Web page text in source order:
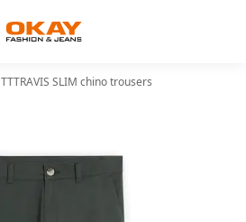
TTTRAVIS SLIM chino trousers